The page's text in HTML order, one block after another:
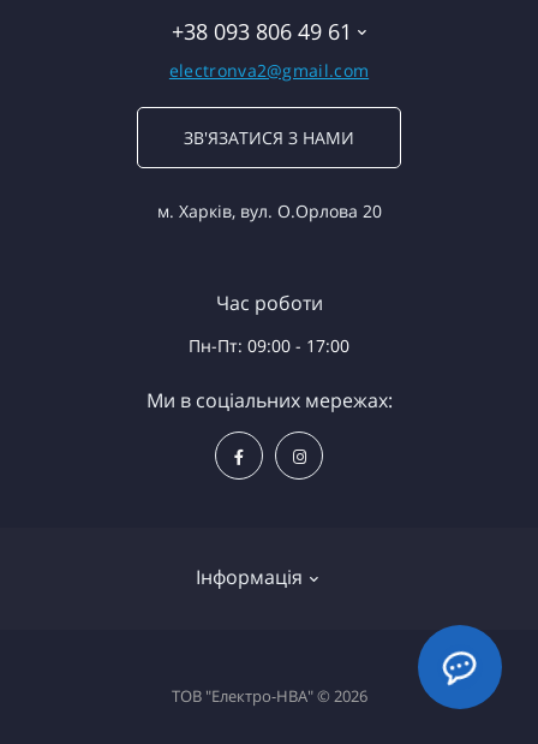
+38 093 806 49 61
electronva2@gmail.com
ЗВ'ЯЗАТИСЯ З НАМИ
м. Харків, вул. О.Орлова 20
Інформація
Доставка та оплата
Час роботи
Пн-Пт: 09:00 - 17:00
Ми в соціальних мережах:
ТОВ "Електро-НВА" © 2026